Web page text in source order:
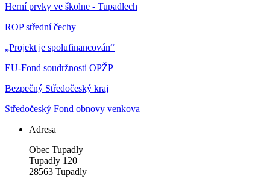
Herní prvky ve školne - Tupadlech
ROP střední čechy
„Projekt je spolufinancován“
EU-Fond soudržnosti OPŽP
Bezpečný Středočeský kraj
Středočeský Fond obnovy venkova
Adresa
Obec Tupadly
Tupadly 120
28563 Tupadly